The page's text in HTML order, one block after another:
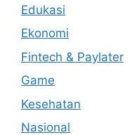
Edukasi
Ekonomi
Fintech & Paylater
Game
Kesehatan
Nasional